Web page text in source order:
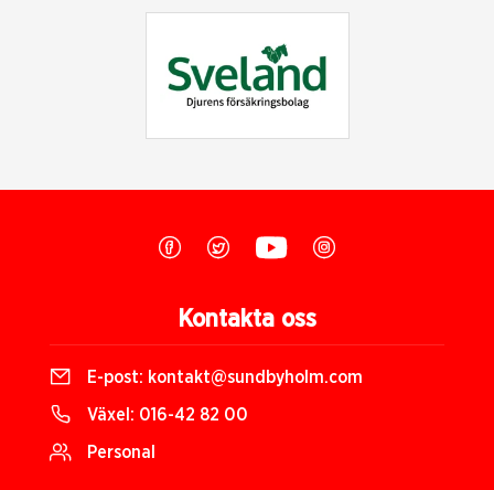
Kontakta oss
E-post: kontakt@sundbyholm.com
Växel: 016-42 82 00
Personal